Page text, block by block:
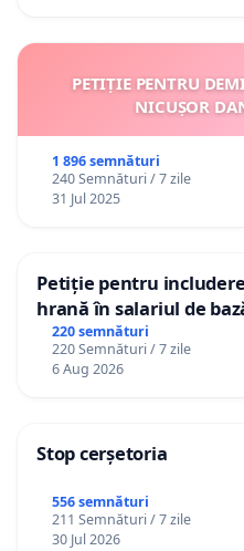
PETIȚIE PENTRU
NICUȘOR
1 896 semnături
240 Semnături / 7 zile
31 Jul 2025
Petiție pentru
hrană în salariul de
gradațiilor de vechime
personali
220 semnături
220 Semnături / 7 zile
6 Aug 2026
Stop cerșetoria
556 semnături
211 Semnături / 7 zile
30 Jul 2026